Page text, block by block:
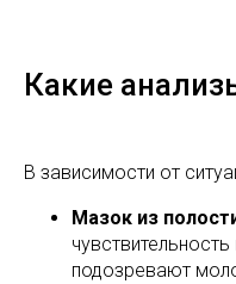
Какие
В зависимости от
Мазок из
подозревают